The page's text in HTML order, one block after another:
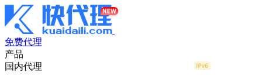
免费代理
产品
国内代理